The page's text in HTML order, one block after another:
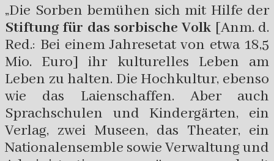
„Die Sorben bemühen sich mit Hilfe der
Stiftung für das sorbische Volk [Anm. d.
Red.: Bei einem Jahresetat von etwa 18,5
Mio. Euro] ihr kulturelles Leben am
Leben zu halten. Die Hochkultur, ebenso
wie das Laienschaffen. Aber auch
Sprachschulen und Kindergärten, ein
Verlag, zwei Museen, das Theater, ein
Nationalensemble sowie Verwaltung und